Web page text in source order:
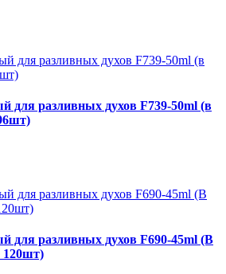
разливных духов F739-50ml (в
разливных духов F690-45ml (В
120шт)